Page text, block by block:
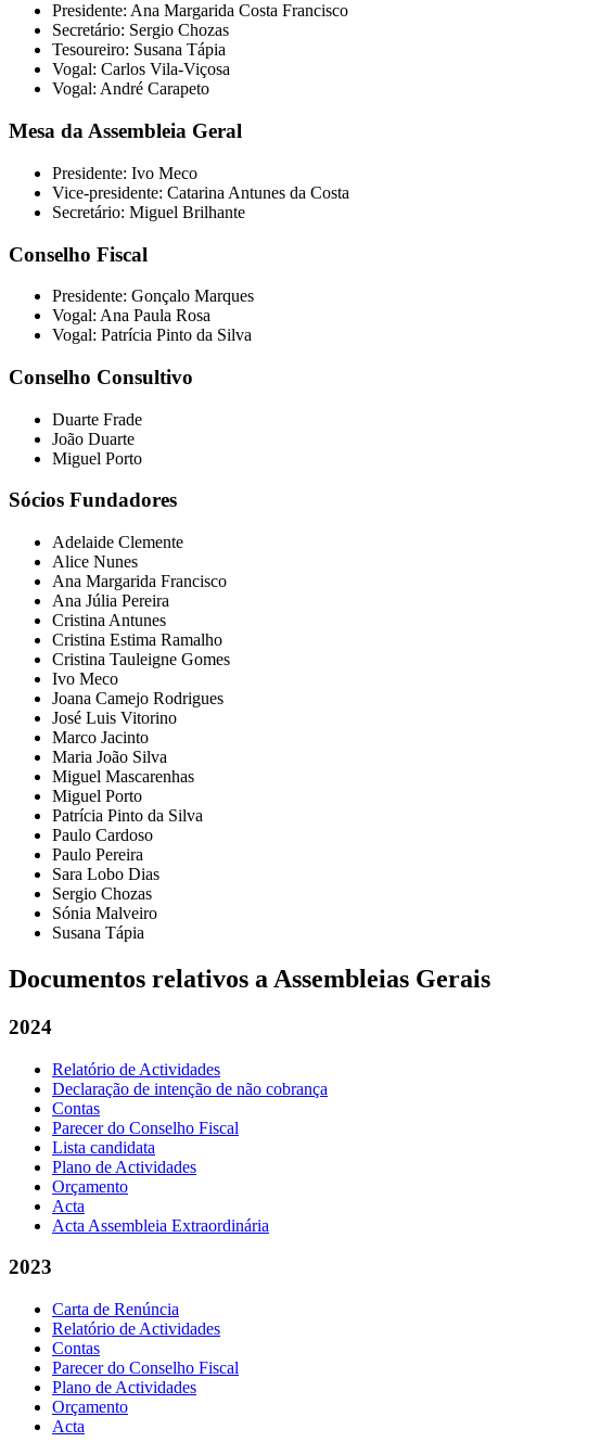
Presidente: Ana Margarida Costa Francisco
Secretário: Sergio Chozas
Tesoureiro: Susana Tápia
Vogal: Carlos Vila-Viçosa
Vogal: André Carapeto
Mesa da Assembleia Geral
Presidente: Ivo Meco
Vice-presidente: Catarina Antunes da Costa
Secretário: Miguel Brilhante
Conselho Fiscal
Presidente: Gonçalo Marques
Vogal: Ana Paula Rosa
Vogal: Patrícia Pinto da Silva
Conselho Consultivo
Duarte Frade
João Duarte
Miguel Porto
Sócios Fundadores
Adelaide Clemente
Alice Nunes
Ana Margarida Francisco
Ana Júlia Pereira
Cristina Antunes
Cristina Estima Ramalho
Cristina Tauleigne Gomes
Ivo Meco
Joana Camejo Rodrigues
José Luis Vitorino
Marco Jacinto
Maria João Silva
Miguel Mascarenhas
Miguel Porto
Patrícia Pinto da Silva
Paulo Cardoso
Paulo Pereira
Sara Lobo Dias
Sergio Chozas
Sónia Malveiro
Susana Tápia
Documentos relativos a Assembleias Gerais
2024
Relatório de Actividades
Declaração de intenção de não cobrança
Contas
Parecer do Conselho Fiscal
Lista candidata
Plano de Actividades
Orçamento
Acta
Acta Assembleia Extraordinária
2023
Carta de Renúncia
Relatório de Actividades
Contas
Parecer do Conselho Fiscal
Plano de Actividades
Orçamento
Acta